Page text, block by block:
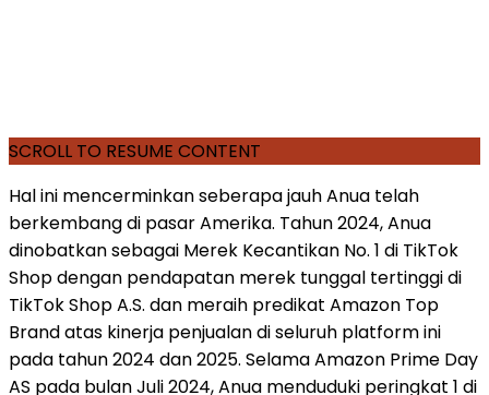
SCROLL TO RESUME CONTENT
Hal ini mencerminkan seberapa jauh Anua telah
berkembang di pasar Amerika. Tahun 2024, Anua
dinobatkan sebagai Merek Kecantikan No. 1 di TikTok
Shop dengan pendapatan merek tunggal tertinggi di
TikTok Shop A.S. dan meraih predikat Amazon Top
Brand atas kinerja penjualan di seluruh platform ini
pada tahun 2024 dan 2025. Selama Amazon Prime Day
AS pada bulan Juli 2024, Anua menduduki peringkat 1 di